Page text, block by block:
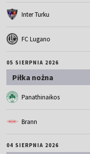
Inter Turku
FC Lugano
05 SIERPNIA 2026
Piłka nożna
Panathinaikos
Brann
04 SIERPNIA 2026